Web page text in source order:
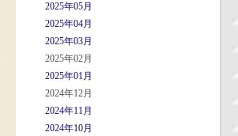
2025年05月
2025年04月
2025年03月
2025年02月
2025年01月
2024年12月
2024年11月
2024年10月